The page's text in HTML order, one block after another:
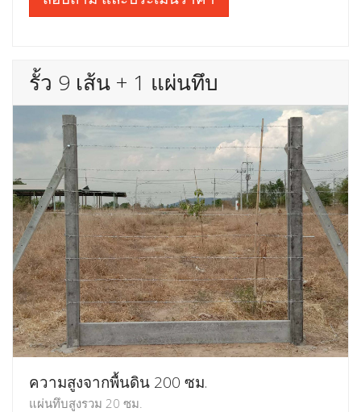
รั้ว 9 เส้น + 1 แผ่นทึบ
ความสูงจากพื้นดิน 200 ซม.
แผ่นทึบสูงรวม 20 ซม.